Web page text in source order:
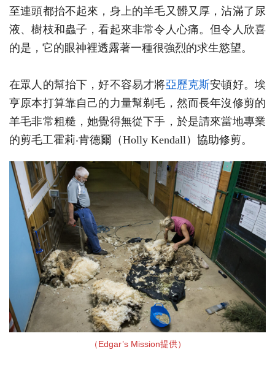
至連頭都抬不起來，身上的羊毛又髒又厚，沾滿了尿
液、樹枝和蟲子，看起來非常令人心痛。但令人欣喜
的是，它的眼神裡透露著一種很強烈的求生慾望。
在眾人的幫抬下，好不容易才將亞歷克斯安頓好。埃
亨原本打算靠自己的力量幫剃毛，然而長年沒修剪的
羊毛非常粗糙，她覺得無從下手，於是請來當地專業
的剪毛工霍莉‧肯德爾（Holly Kendall）協助修剪。
（Edgar’s Mission提供）